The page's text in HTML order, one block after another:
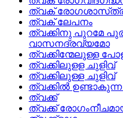
ത്വക്‌
ത്വക്‌ ലേപനം
ത്വക്കിനു പുറമേ
വാസനദ്രവ്യമോ
ത്വക്കിന്മേലുള്ള
ത്വക്കിലുളള ചുളിവ്
ത്വക്കിലുള്ള ചുളിവ്
ത്വക്കിൽ
ത്വക്ക്
ത്വക്ക്